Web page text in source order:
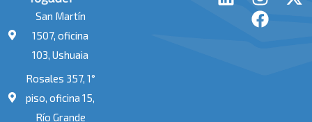
San Martín
1507, oficina
103, Ushuaia
Rosales 357, 1°
piso, oficina 15,
Río Grande
n
s
a
c